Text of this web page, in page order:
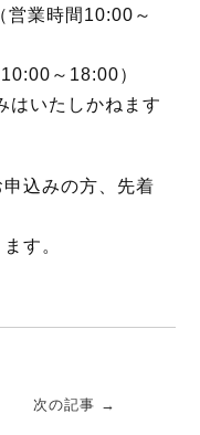
営業時間10:00～
～18:00）
はいたしかねます
込みの方、先着
す。
次の記事 →